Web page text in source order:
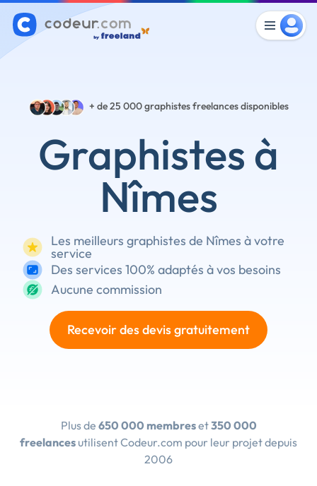
+ de 25 000graphistes freelances disponibles
Graphistes à
Nîmes
Les meilleurs graphistes de Nîmes à votre
service
Des services 100% adaptés à vos besoins
Aucune commission
Recevoir des devis gratuitement
Plus de 650 000 membreset350 000
freelances utilisent Codeur.com pour leur projet depuis
2006